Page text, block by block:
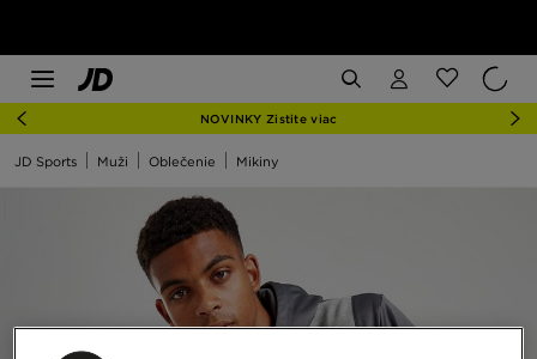
NOVINKY Zistite viac
JD Sports Muži Oblečenie Mikiny